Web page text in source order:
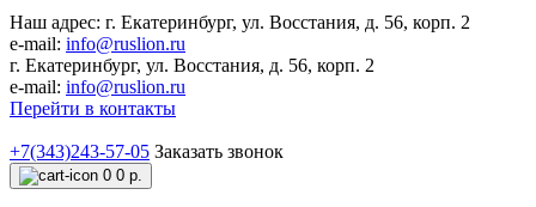
Наш адрес: г. Екатеринбург, ул. Восстания, д. 56, корп. 2
e-mail: info@ruslion.ru
г. Екатеринбург, ул. Восстания, д. 56, корп. 2
e-mail: info@ruslion.ru
Перейти в контакты
+7(343)243-57-05 Заказать звонок
0 0 р.